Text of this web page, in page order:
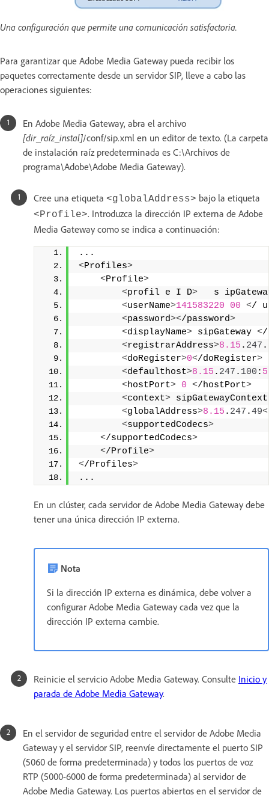
Una configuración que permite una comunicación satisfactoria.
Para garantizar que Adobe Media Gateway pueda recibir los
paquetes correctamente desde un servidor SIP, lleve a cabo las
operaciones siguientes:
En Adobe Media Gateway, abra el archivo
[dir_raíz_instal]/conf/sip.xml en un editor de texto. (La carpeta
de instalación raíz predeterminada es C:\Archivos de
programa\Adobe\Adobe Media Gateway).
Cree una etiqueta <globalAddress> bajo la etiqueta
<Profile>. Introduzca la dirección IP externa de Adobe
Media Gateway como se indica a continuación:
...
<Profiles>
<Profile>
<profil e I D>
s
<userName>141583220 00 </
<password></password>
<displayName> sipGateway </
<registrarAddress>8.15 . 247 .
<doRegister>0</doRegister>
<defaulthost>8.15 . 247 . 100 :
<hostPort> 0 </hostPort>
<context>
<globalAddress>8.15 . 247 .49<
<supportedCodecs>
</supportedCodecs>
</Profile>
</Profiles>
...
En un clúster, cada servidor de Adobe Media Gateway debe
tener una única dirección IP externa.
Nota
Si la dirección IP externa es dinámica, debe volver a
configurar Adobe Media Gateway cada vez que la
dirección IP externa cambie.
Reinicie el servicio Adobe Media Gateway. Consulte Inicio y
parada de Adobe Media Gateway.
En el servidor de seguridad entre el servidor de Adobe Media
Gateway y el servidor SIP, reenvíe directamente el puerto SIP
(5060 de forma predeterminada) y todos los puertos de voz
RTP (5000-6000 de forma predeterminada) al servidor de
Adobe Media Gateway. Los puertos abiertos en el servidor de